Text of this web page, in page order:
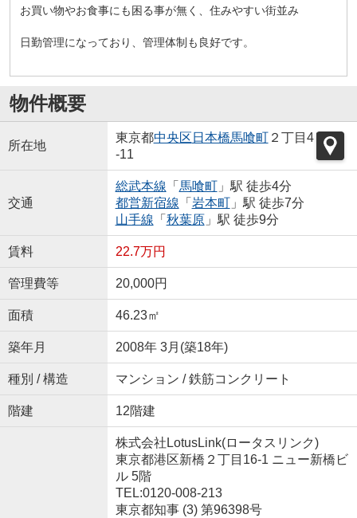
お買い物やお食事にも困る事が無く、住みやすい街並み
日勤管理になっており、管理体制も良好です。
物件概要
所在地
東京都中央区 日本橋馬喰町２丁目4
-11
交通
総武本線 「 馬喰町」駅 徒歩4分
都営新宿線 「 岩本町」駅 徒歩7分
山手線 「 秋葉原」駅 徒歩9分
賃料 22.7万円
管理費等 20,000円
面積 46.23㎡
築年月 2008年 3月(築18年)
種別 / 構造 マンション / 鉄筋コンクリート
階建 12階建
株式会社LotusLink(ロータスリンク)
東京都港区新橋２丁目16-1 ニュー新橋ビ
ル 5階
TEL:0120-008-213
東京都知事 (3) 第96398号